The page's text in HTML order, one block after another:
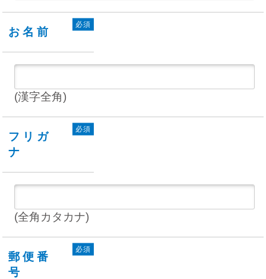
お名前
必須
(漢字全角)
フリガ
ナ
必須
(全角カタカナ)
郵便番
号
必須